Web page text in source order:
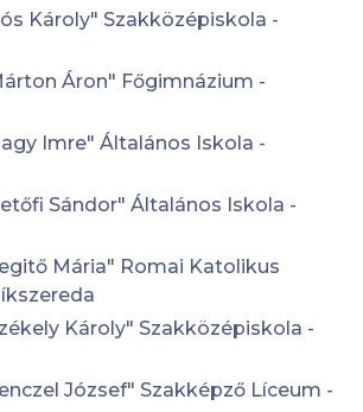
Károly" Szakközépiskola -
Áron" Főgimnázium -
Imre" Általános Iskola -
Sándor" Általános Iskola -
Mária" Romai Katolikus
Károly" Szakközépiskola -
József" Szakképző Líceum -